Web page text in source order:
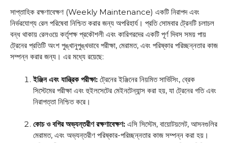
সাপ্তাহিক রক্ষণাবেক্ষণ (Weekly Maintenance) একটি নিরাপদ এবং
নির্ভরযোগ্য রেল পরিষেবা নিশ্চিত করার জন্য অপরিহার্য। প্রতি সোমবার ট্রেনটি চলাচল
বন্ধ থাকায় রেলওয়ে কর্তৃপক্ষ প্রকৌশলী এবং কারিগরদের একটি পূর্ণ দিবস সময় পায়
ট্রেনের প্রতিটি অংশ পুঙ্খানুপুঙ্খভাবে পরীক্ষা, মেরামত, এবং পরিষ্কার পরিচ্ছন্নতার কাজ
সম্পন্ন করার জন্য। এর মধ্যে রয়েছে:
ইঞ্জিন এবং যান্ত্রিক পরীক্ষা: ট্রেনের ইঞ্জিনের নিয়মিত সার্ভিসিং, ব্রেক
সিস্টেমের পরীক্ষা এবং হুইলসেটের মেইনটেন্যান্স করা হয়, যা ট্রেনের গতি এবং
নিরাপত্তা নিশ্চিত করে।
কোচ ও বগির অভ্যন্তরীণ রক্ষণাবেক্ষণ: এসি সিস্টেম, বায়োটয়লেট, আসনগুলির
মেরামত, এবং অভ্যন্তরীণ পরিষ্কার-পরিচ্ছন্নতার কাজ সম্পন্ন করা হয়।